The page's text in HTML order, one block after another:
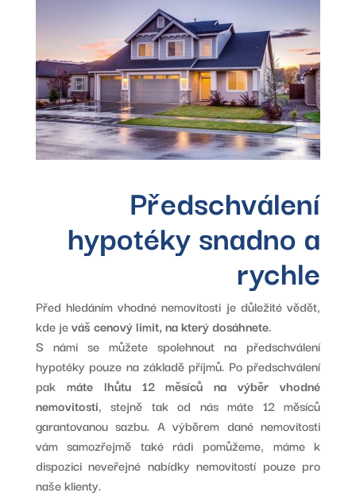
Předschválení
hypotéky snadno a
rychle
Před hledáním vhodné nemovitosti je důležité vědět,
kde jeváš cenový limit, na který dosáhnete.
S námi se můžete spolehnout na předschválení
hypotéky pouze na základě příjmů. Po předschválení
pak máte lhůtu 12 měsíců na výběr vhodné
nemovitosti, stejně tak od nás máte 12 měsíců
garantovanou sazbu. A výběrem dané nemovitosti
vám samozřejmě také rádi pomůžeme, máme k
dispozici neveřejné nabídky nemovitostí pouze pro
naše klienty.